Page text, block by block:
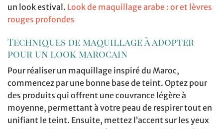
un look estival. Look de maquillage arabe : or et lèvres
rouges profondes
Techniques de maquillage à adopter
pour un look marocain
Pour réaliser un maquillage inspiré du Maroc,
commencez par une bonne base de teint. Optez pour
des produits qui offrent une couvrance légère à
moyenne, permettant à votre peau de respirer tout en
unifiant le teint. Ensuite, mettez l’accent sur les yeux